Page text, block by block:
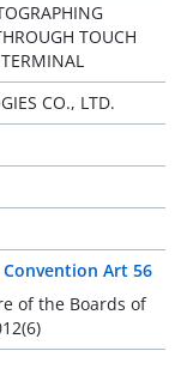
TOUCH
CO., LTD.
Art 56
of the Boards of